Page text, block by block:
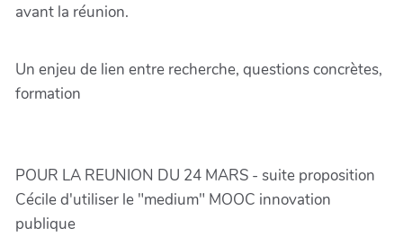
avant la réunion.
Un enjeu de lien entre recherche, questions concrètes,
formation
POUR LA REUNION DU 24 MARS - suite proposition
Cécile d'utiliser le "medium" MOOC innovation
publique